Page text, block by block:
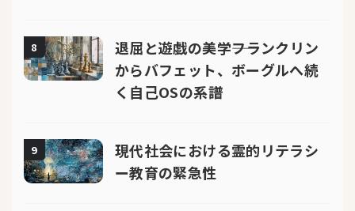
8
退屈と遊戯の美学――フランクリン
からバフェット、ボーグルへ続
く自己OSの系譜
9
現代社会における霊的リテラシ
ー教育の緊急性